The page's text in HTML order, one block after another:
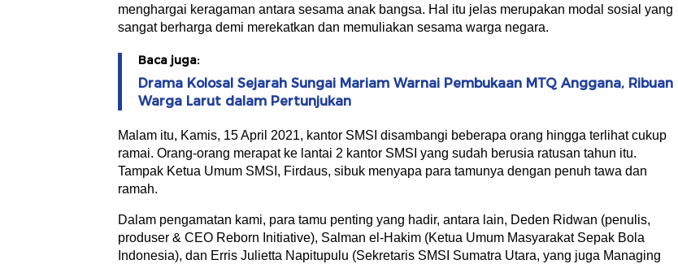
menghargai keragaman antara sesama anak bangsa. Hal itu jelas merupakan modal sosial yang
sangat berharga demi merekatkan dan memuliakan sesama warga negara.
Baca juga:
Drama Kolosal Sejarah Sungai Mariam Warnai Pembukaan MTQ Anggana, Ribuan
Warga Larut dalam Pertunjukan
Malam itu, Kamis, 15 April 2021, kantor SMSI disambangi beberapa orang hingga terlihat cukup
ramai. Orang-orang merapat ke lantai 2 kantor SMSI yang sudah berusia ratusan tahun itu.
Tampak Ketua Umum SMSI, Firdaus, sibuk menyapa para tamunya dengan penuh tawa dan
ramah.
Dalam pengamatan kami, para tamu penting yang hadir, antara lain, Deden Ridwan (penulis,
produser & CEO Reborn Initiative), Salman el-Hakim (Ketua Umum Masyarakat Sepak Bola
Indonesia), dan Erris Julietta Napitupulu (Sekretaris SMSI Sumatra Utara, yang juga Managing